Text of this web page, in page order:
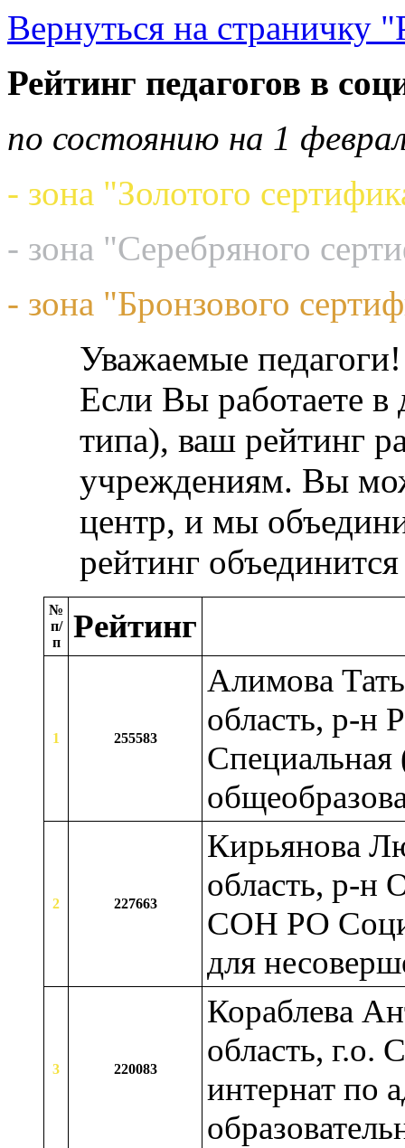
Вернуться на страничку
Рейтинг педагогов в
по состоянию на 1
- зона "Золотого
- зона "Серебряного
- зона "Бронзового
Уважаемые педагоги!
Если Вы работаете
типа), ваш рейтинг
учреждениям. Вы
центр, и мы
рейтинг
№
п/
п
Рейтинг
1 255583
Алимова
область, р-н
Специальная
2 227663
Кирьянова
область, р-н
СОН РО
для
3 220083
Кораблева
область,
интернат по